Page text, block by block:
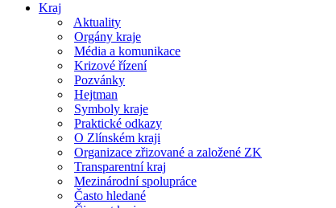
Kraj
Aktuality
Orgány kraje
Média a komunikace
Krizové řízení
Pozvánky
Hejtman
Symboly kraje
Praktické odkazy
O Zlínském kraji
Organizace zřizované a založené ZK
Transparentní kraj
Mezinárodní spolupráce
Často hledané